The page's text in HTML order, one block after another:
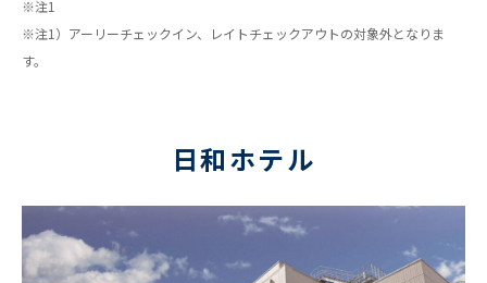
※注1
※注1）アーリーチェックイン、レイトチェックアウトの対象外となりま
す。
日和ホテル